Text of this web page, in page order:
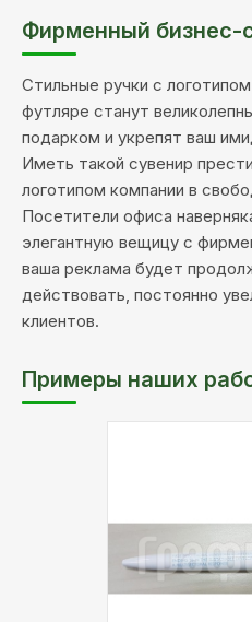
Фирменный бизнес-
Стильные ручки с
футляре станут
подарком и укрепят ваш
Иметь такой сувенир
логотипом компании в
Посетители офиса
элегантную вещицу с
ваша реклама будет
действовать, постоянно
клиентов.
Примеры наших